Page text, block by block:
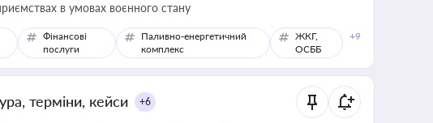
в умовах воєнного стану
Фінансові
послуги
Паливно-енергетичний
комплекс
ЖКГ,
ОСББ
+9
терміни, кейси +6